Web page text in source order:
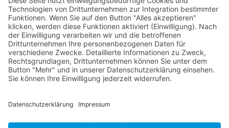
Mollenhauer Adresse
Downloads
Weitere Seiten